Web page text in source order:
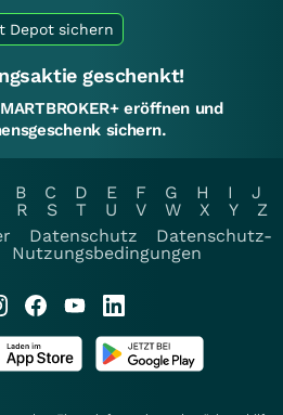
Depot sichern
geschenkt!
eröffnen und
sichern.
B C D E F G H I
J
R S T U V W X Y
Z
Datenschutz
Datenschutz-
Nutzungsbedingungen